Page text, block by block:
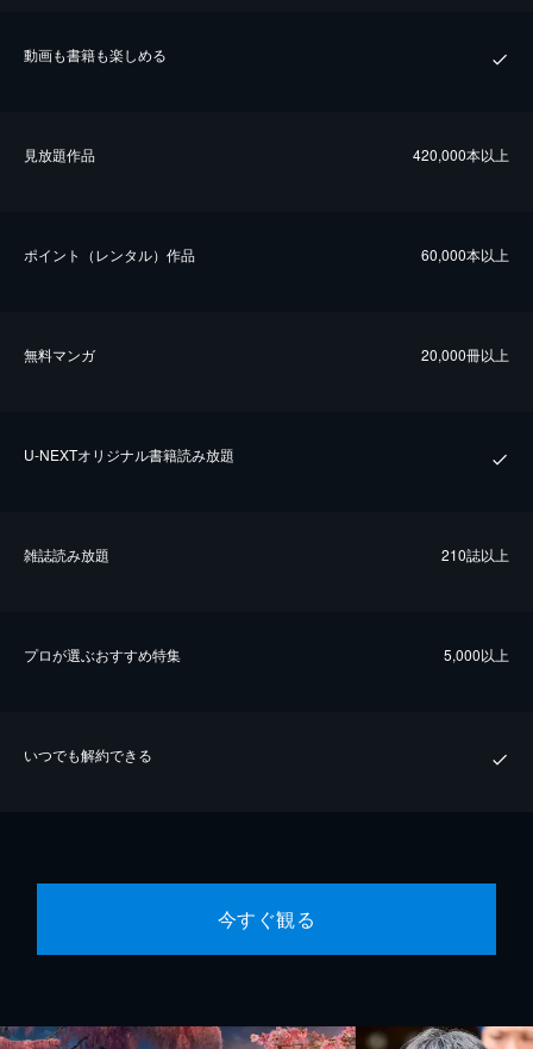
動画も書籍も楽しめる
⾒放題作品 420,000本以上
ポイント（レンタル）作品 60,000本以上
無料マンガ 20,000冊以上
U-NEXTオリジナル書籍読み放題
雑誌読み放題 210誌以上
プロが選ぶおすすめ特集 5,000以上
いつでも解約できる
今すぐ観る